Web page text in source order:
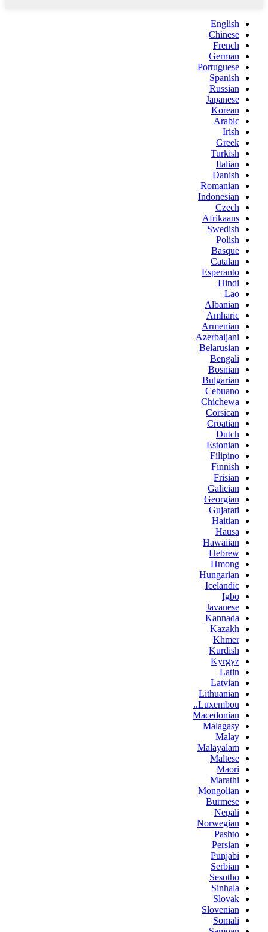
English
Chinese
French
German
Portuguese
Spanish
Russian
Japanese
Korean
Arabic
Irish
Greek
Turkish
Italian
Danish
Romanian
Indonesian
Czech
Afrikaans
Swedish
Polish
Basque
Catalan
Esperanto
Hindi
Lao
Albanian
Amharic
Armenian
Azerbaijani
Belarusian
Bengali
Bosnian
Bulgarian
Cebuano
Chichewa
Corsican
Croatian
Dutch
Estonian
Filipino
Finnish
Frisian
Galician
Georgian
Gujarati
Haitian
Hausa
Hawaiian
Hebrew
Hmong
Hungarian
Icelandic
Igbo
Javanese
Kannada
Kazakh
Khmer
Kurdish
Kyrgyz
Latin
Latvian
Lithuanian
Luxembou..
Macedonian
Malagasy
Malay
Malayalam
Maltese
Maori
Marathi
Mongolian
Burmese
Nepali
Norwegian
Pashto
Persian
Punjabi
Serbian
Sesotho
Sinhala
Slovak
Slovenian
Somali